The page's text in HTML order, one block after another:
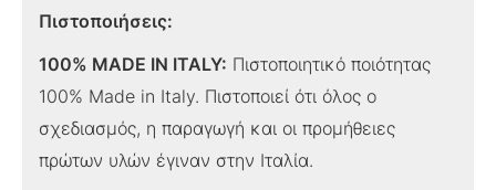
Πιστοποιήσεις:
100% MADE IN ITALY: Πιστοποιητικό ποιότητας
100% Made in Italy. Πιστοποιεί ότι όλος ο
σχεδιασμός, η παραγωγή και οι προμήθειες
πρώτων υλών έγιναν στην Ιταλία.